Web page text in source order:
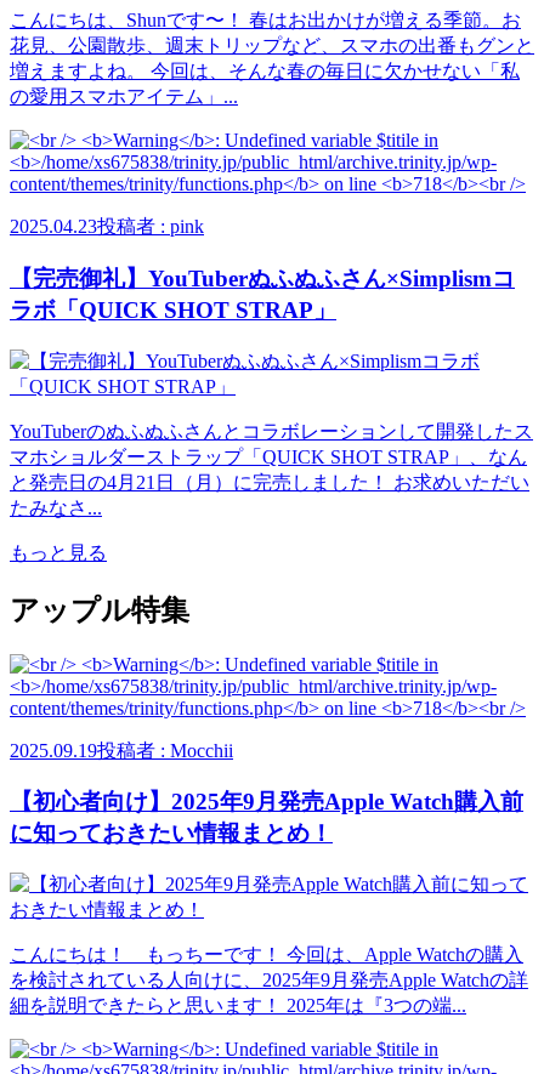
こんにちは、Shunです〜！ 春はお出かけが増える季節。お
花見、公園散歩、週末トリップなど、スマホの出番もグンと
増えますよね。 今回は、そんな春の毎日に欠かせない「私
の愛用スマホアイテム」...
2025.04.23投稿者 : pink
【完売御礼】YouTuberぬふぬふさん×Simplismコ
ラボ「QUICK SHOT STRAP」
YouTuberのぬふぬふさんとコラボレーションして開発したス
マホショルダーストラップ「QUICK SHOT STRAP」、なん
と発売日の4月21日（月）に完売しました！ お求めいただい
たみなさ...
もっと見る
アップル特集
2025.09.19投稿者 : Mocchii
【初心者向け】2025年9月発売Apple Watch購入前
に知っておきたい情報まとめ！
こんにちは！ もっちーです！ 今回は、Apple Watchの購入
を検討されている人向けに、2025年9月発売Apple Watchの詳
細を説明できたらと思います！ 2025年は『3つの端...